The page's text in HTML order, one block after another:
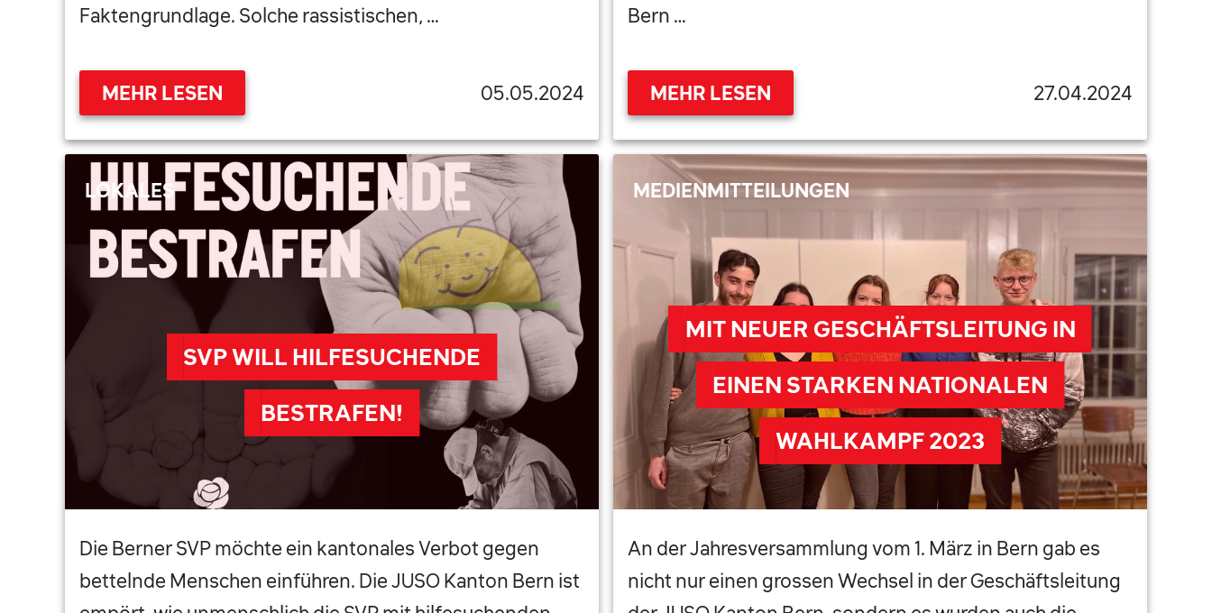
Faktengrundlage. Solche rassistischen, …
MEHR LESEN 05.05.2024
Bern …
MEHR LESEN 27.04.2024
SVP WILL HILFESUCHENDE
BESTRAFEN!
LOKALES
Die Berner SVP möchte ein kantonales Verbot gegen
bettelnde Menschen einführen. Die JUSO Kanton Bern ist
MIT NEUER GESCHÄFTSLEITUNG IN
EINEN STARKEN NATIONALEN
WAHLKAMPF 2023
MEDIENMITTEILUNGEN
An der Jahresversammlung vom 1. März in Bern gab es
nicht nur einen grossen Wechsel in der Geschäftsleitung